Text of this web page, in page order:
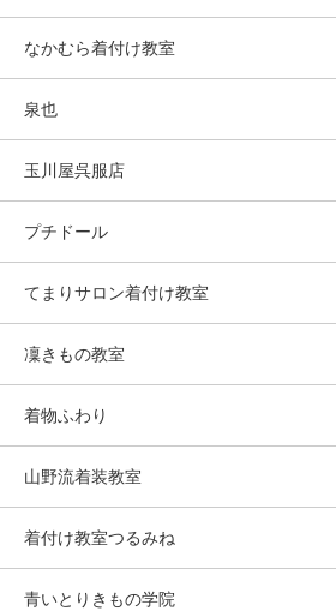
なかむら着付け教室
泉也
玉川屋呉服店
プチドール
てまりサロン着付け教室
凜きもの教室
着物ふわり
山野流着装教室
着付け教室つるみね
青いとりきもの学院